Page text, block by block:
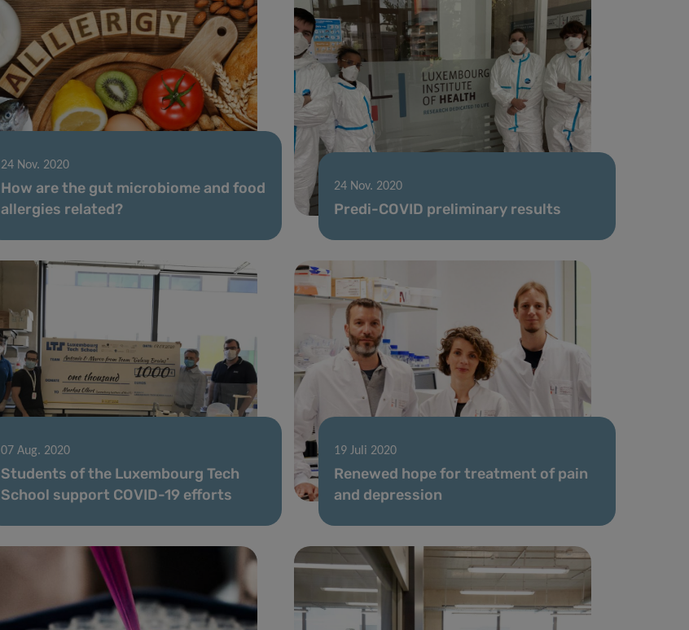
24 Nov. 2020
How are the gut microbiome and food
allergies related?
24 Nov. 2020
Predi-COVID preliminary results
07 Aug. 2020
Students of the Luxembourg Tech
School support COVID-19 efforts
19 Juli 2020
Renewed hope for treatment of pain
and depression